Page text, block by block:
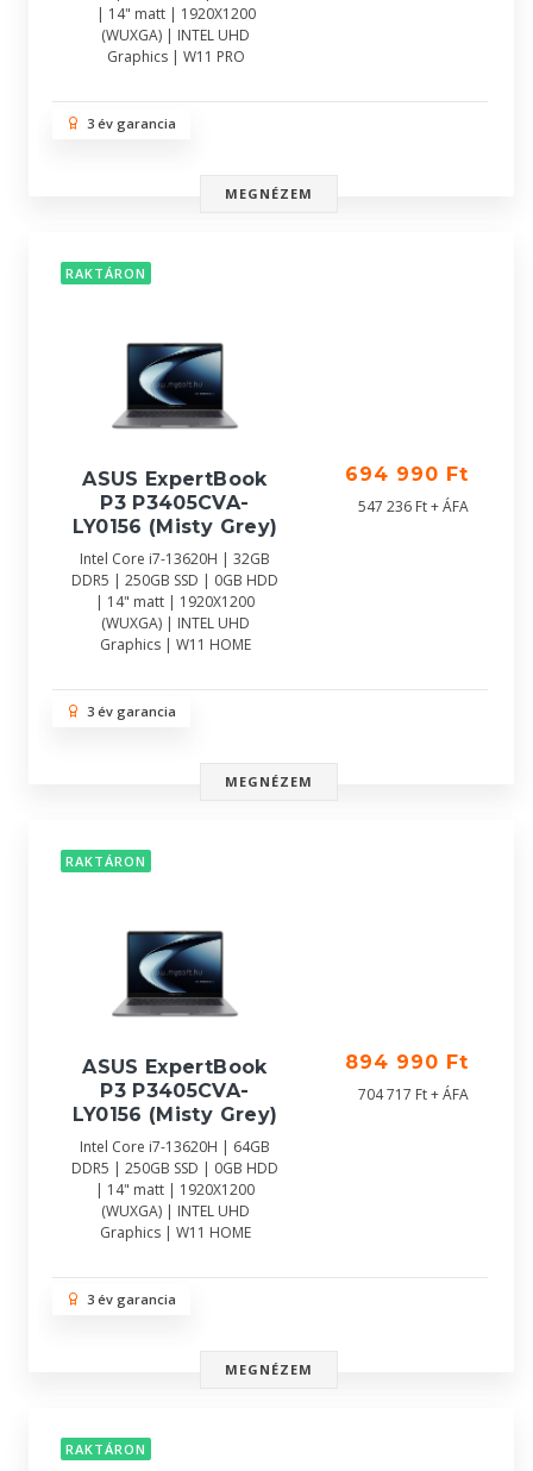
| 14" matt | 1920X1200
(WUXGA) | INTEL UHD
Graphics | W11 PRO
3 év garancia
MEGNÉZEM
RAKTÁRON
ASUS ExpertBook
P3 P3405CVA-
LY0156 (Misty Grey)
Intel Core i7-13620H | 32GB
DDR5 | 250GB SSD | 0GB HDD
| 14" matt | 1920X1200
(WUXGA) | INTEL UHD
Graphics | W11 HOME
694 990 Ft
547 236 Ft + ÁFA
3 év garancia
MEGNÉZEM
RAKTÁRON
ASUS ExpertBook
P3 P3405CVA-
LY0156 (Misty Grey)
Intel Core i7-13620H | 64GB
DDR5 | 250GB SSD | 0GB HDD
| 14" matt | 1920X1200
(WUXGA) | INTEL UHD
Graphics | W11 HOME
894 990 Ft
704 717 Ft + ÁFA
3 év garancia
MEGNÉZEM
RAKTÁRON